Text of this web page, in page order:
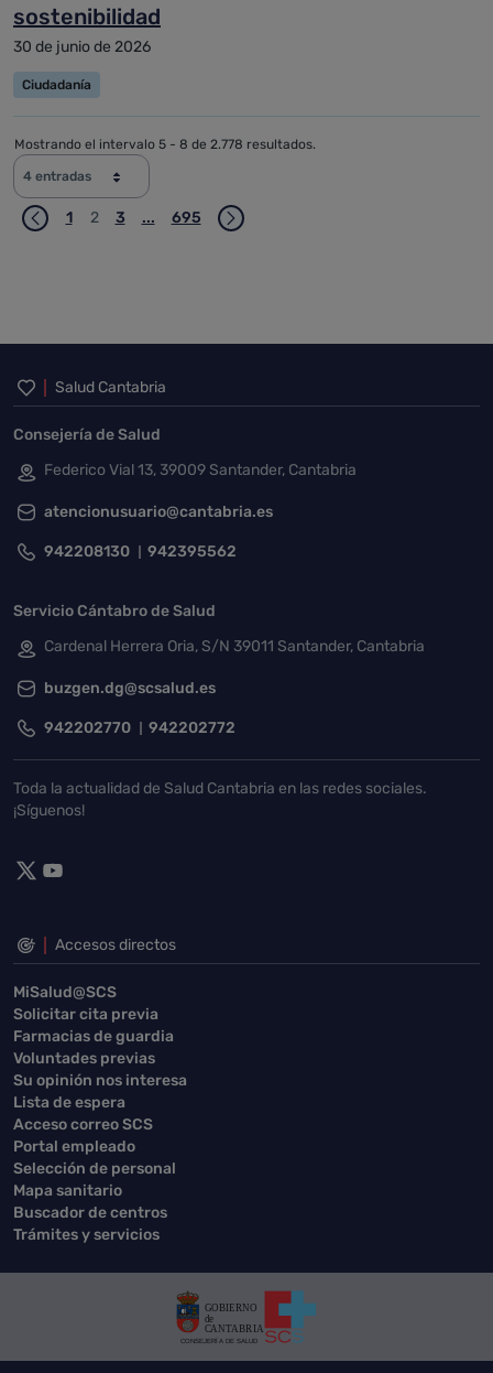
sostenibilidad
30 de junio de 2026
Ciudadanía
4 entradas
Mostrando el intervalo 5 - 8 de 2.778 resultados.
Página
1 Página
2 Página
3 ...Páginas intermedias Use TAB para
Página
695
Inicio del pie de página
Salud Cantabria
Consejería de Salud
Federico Vial 13, 39009 Santander, Cantabria
atencionusuario@cantabria.es
942208130 942395562
Servicio Cántabro de Salud
Cardenal Herrera Oria, S/N 39011 Santander, Cantabria
buzgen.dg@scsalud.es
942202770 942202772
Toda la actualidad de Salud Cantabria en las redes sociales.
¡Síguenos!
Accesos directos
MiSalud@SCS
Solicitar cita previa
Farmacias de guardia
Voluntades previas
Su opinión nos interesa
Lista de espera
Acceso correo SCS
Portal empleado
Selección de personal
Mapa sanitario
Buscador de centros
Trámites y servicios